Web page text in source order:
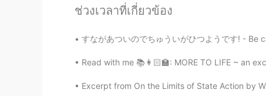
CN EN
听你的声音，好熟悉，想起那个小老
ช่วงเวลาที่เกี่ยวข้อง
すながあついのでちゅういがひつようです! - Be
Read with me 📚👩🏻‍🏫: MORE TO LIFE ~ an
Excerpt from On the Limits of State Action by